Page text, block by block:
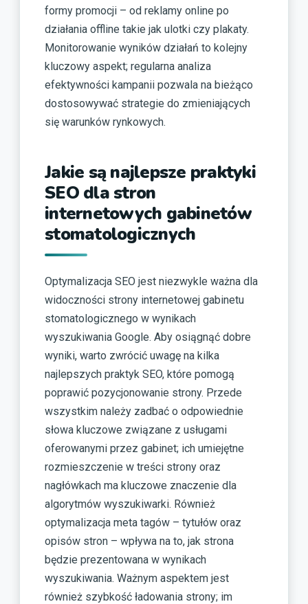
formy promocji – od reklamy online po
działania offline takie jak ulotki czy plakaty.
Monitorowanie wyników działań to kolejny
kluczowy aspekt; regularna analiza
efektywności kampanii pozwala na bieżąco
dostosowywać strategie do zmieniających
się warunków rynkowych.
Jakie są najlepsze praktyki
SEO dla stron
internetowych gabinetów
stomatologicznych
Optymalizacja SEO jest niezwykle ważna dla
widoczności strony internetowej gabinetu
stomatologicznego w wynikach
wyszukiwania Google. Aby osiągnąć dobre
wyniki, warto zwrócić uwagę na kilka
najlepszych praktyk SEO, które pomogą
poprawić pozycjonowanie strony. Przede
wszystkim należy zadbać o odpowiednie
słowa kluczowe związane z usługami
oferowanymi przez gabinet; ich umiejętne
rozmieszczenie w treści strony oraz
nagłówkach ma kluczowe znaczenie dla
algorytmów wyszukiwarki. Również
optymalizacja meta tagów – tytułów oraz
opisów stron – wpływa na to, jak strona
będzie prezentowana w wynikach
wyszukiwania. Ważnym aspektem jest
również szybkość ładowania strony; im